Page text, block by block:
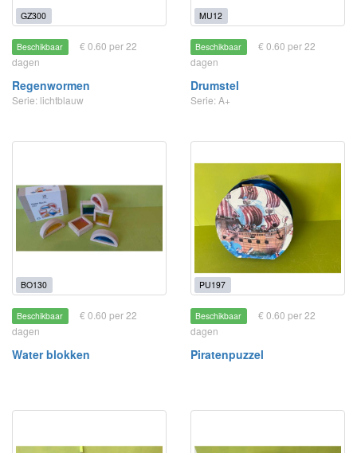
GZ300
Beschikbaar
€ 0.60 per 22
dagen
Regenwormen
Serie: lichtblauw
MU12
Beschikbaar
€ 0.60 per 22
dagen
Drumstel
Serie: A+
BO130
Beschikbaar
€ 0.60 per 22
dagen
Water blokken
PU197
Beschikbaar
€ 0.60 per 22
dagen
Piratenpuzzel